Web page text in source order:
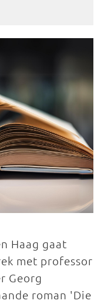
Haag gaat
met professor
Georg
roman 'Die